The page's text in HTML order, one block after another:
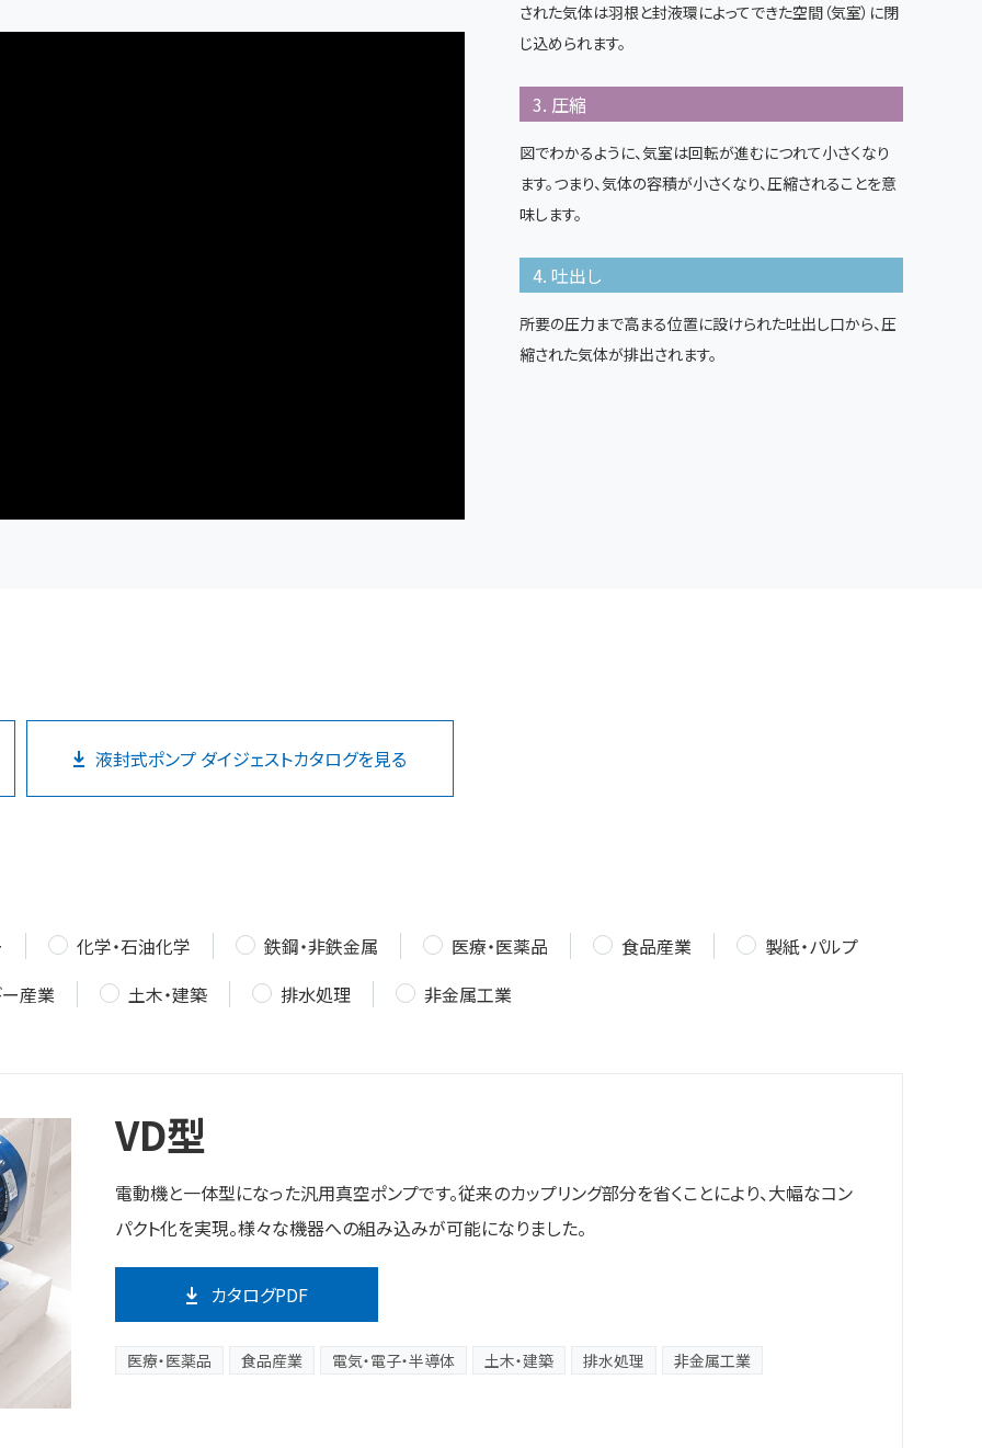
された気体は羽根と封液環によってできた空間（気室）に閉
じ込められます。
3. 圧縮
図でわかるように、気室は回転が進むにつれて小さくなり
ます。つまり、気体の容積が小さくなり、圧縮されることを意
味します。
4. 吐出し
所要の圧力まで高まる位置に設けられた吐出し口から、圧
縮された気体が排出されます。
液封式ポンプ ダイジェストカタログを見る
化学・石油化学 鉄鋼・非鉄金属 医療・医薬品 食品産業
製紙・パルプ
産業
土木・建築 排水処理 非金属工業
VD型
電動機と一体型になった汎用真空ポンプです。従来のカップリング部分を省くことにより、大幅なコン
パクト化を実現。様々な機器への組み込みが可能になりました。
カタログPDF
医療・医薬品 食品産業 電気・電子・半導体 土木・建築 排水処理 非金属工業